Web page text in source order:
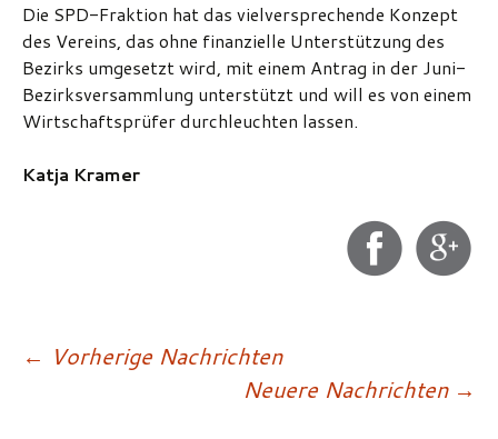
Die SPD-Fraktion hat das vielversprechende Konzept
des Vereins, das ohne finanzielle Unterstützung des
Bezirks umgesetzt wird, mit einem Antrag in der Juni-
Bezirksversammlung unterstützt und will es von einem
Wirtschaftsprüfer durchleuchten lassen.
Katja Kramer
← Vorherige Nachrichten
Neuere Nachrichten →